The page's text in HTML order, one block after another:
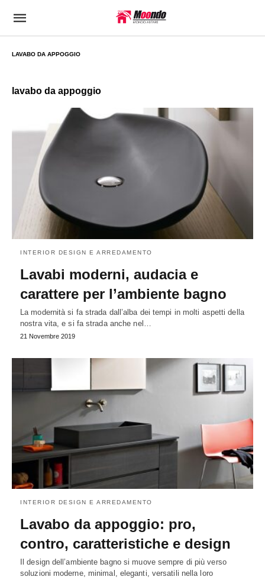
LAVABO DA APPOGGIO
lavabo da appoggio
INTERIOR DESIGN E ARREDAMENTO
Lavabi moderni, audacia e
carattere per l’ambiente bagno
La modernità si fa strada dall’alba dei tempi in molti aspetti della
nostra vita, e si fa strada anche nel…
21 Novembre 2019
INTERIOR DESIGN E ARREDAMENTO
Lavabo da appoggio: pro,
contro, caratteristiche e design
Il design dell’ambiente bagno si muove sempre di più verso
soluzioni moderne, minimal, eleganti, versatili nella loro